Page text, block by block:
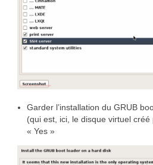
Garder l’installation du GRUB
(qui est, ici, le disque virtuel
« Yes »